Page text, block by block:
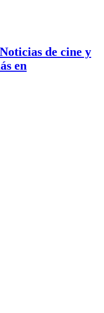
de cine y
en